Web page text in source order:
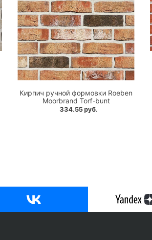
Кирпич ручной формовки Roeben
Moorbrand Torf-bunt
334.55 руб.